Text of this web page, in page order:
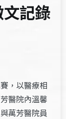
記錄
，以醫療相
醫院內溫馨
萬芳醫院員